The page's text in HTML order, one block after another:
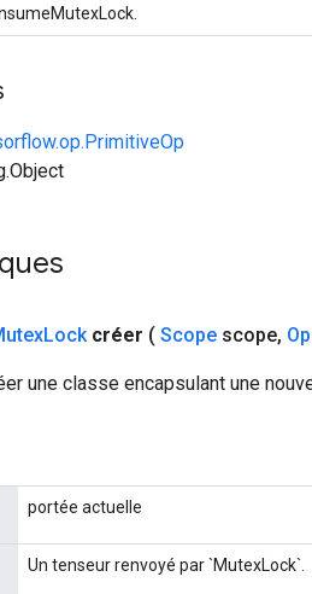
Lock créer ( Scope scope,
une classe encapsulant une
portée actuelle
Un tenseur renvoyé par `MutexLock`.